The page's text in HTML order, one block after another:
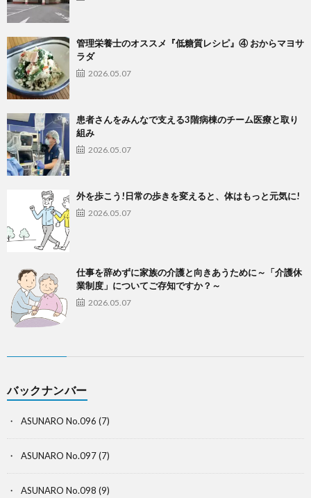
管理栄養士のオススメ『低糖質レシピ』④ おからマヨサ
ラダ
2026.05.07
患者さんをみんなで支える3階病棟のチーム医療と取り
組み
2026.05.07
外を歩こう!日常の歩きを変えると、体はもっと元気に!
2026.05.07
仕事を辞めずに家族の介護と向きあうために～「介護休
業制度」についてご存知ですか？～
2026.05.07
バックナンバー
ASUNARO No.096 (7)
ASUNARO No.097(7)
ASUNARO No.098 (9)